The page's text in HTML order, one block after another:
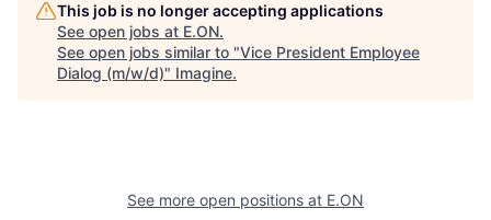
This job is no longer accepting applications
See open jobs at E.ON.
See open jobs similar to "Vice President Employee
Dialog (m/w/d)" Imagine.
See more open positions at E.ON